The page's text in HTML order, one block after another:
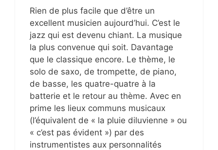
Rien de plus facile que d’être un
excellent musicien aujourd’hui. C’est le
jazz qui est devenu chiant. La musique
la plus convenue qui soit. Davantage
que le classique encore. Le thème, le
solo de saxo, de trompette, de piano,
de basse, les quatre-quatre à la
batterie et le retour au thème. Avec en
prime les lieux communs musicaux
(l’équivalent de « la pluie diluvienne » ou
« c’est pas évident ») par des
instrumentistes aux personnalités